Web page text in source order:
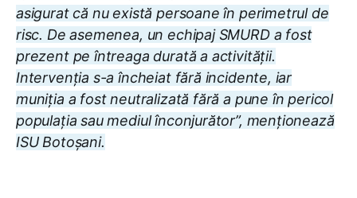
asigurat că nu există persoane în perimetrul de
risc. De asemenea, un echipaj SMURD a fost
prezent pe întreaga durată a activității.
Intervenția s-a încheiat fără incidente, iar
muniția a fost neutralizată fără a pune în pericol
populația sau mediul înconjurător”, menționează
ISU Botoșani.